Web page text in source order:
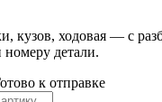
кузов, ходовая — с
детали.
к отправке